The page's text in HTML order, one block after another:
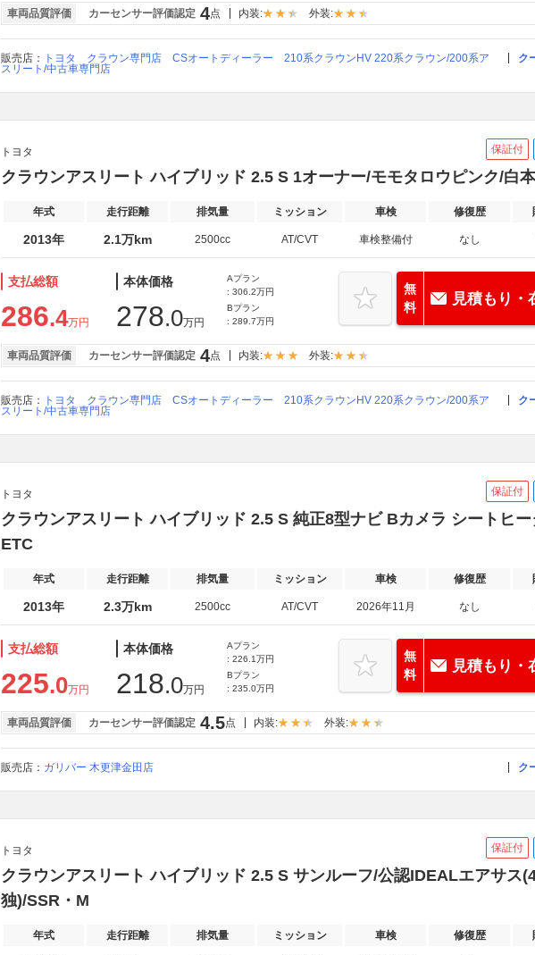
車両品質評価 カーセンサー評価認定 4点 内装: 外装:
販売店：
トヨタ クラウン専門店 CSオートディーラー 210系クラウンHV 220系クラウン/200系ア
スリート/中古車専門店
ク
トヨタ 保証付
クラウンアスリート ハイブリッド 2.5 S 1オーナー/モモタロウピンク/白
年式 走行距離 排気量 ミッション 車検 修復歴
2013年 2.1万km 2500cc AT/CVT 車検整備付 なし
支払総額
286.4万円
本体価格
278.0万円
Aプラン
: 306.2万円
Bプラン
: 289.7万円
無
料
見積もり・
車両品質評価 カーセンサー評価認定 4点 内装: 外装:
販売店：
トヨタ クラウン専門店 CSオートディーラー 210系クラウンHV 220系クラウン/200系ア
スリート/中古車専門店
ク
トヨタ 保証付
クラウンアスリート ハイブリッド 2.5 S 純正8型ナビ Bカメラ シートヒー
ETC
年式 走行距離 排気量 ミッション 車検 修復歴
2013年 2.3万km 2500cc AT/CVT 2026年11月 なし
支払総額
225.0万円
本体価格
218.0万円
Aプラン
: 226.1万円
Bプラン
: 235.0万円
無
料
見積もり・
車両品質評価 カーセンサー評価認定 4.5点 内装: 外装:
販売店： ガリバー 木更津金田店 ク
トヨタ 保証付
クラウンアスリート ハイブリッド 2.5 S サンルーフ/公認IDEALエアサス
独)/SSR・M
年式 走行距離 排気量 ミッション 車検 修復歴